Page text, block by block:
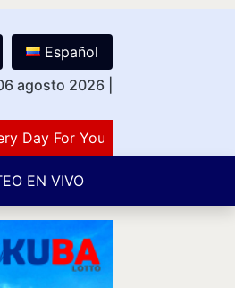
Español
agosto 2026
For You Lovers Of Number
EN VIVO